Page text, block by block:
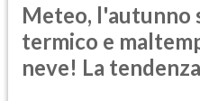
Meteo, l'autunno
termico e
neve! La